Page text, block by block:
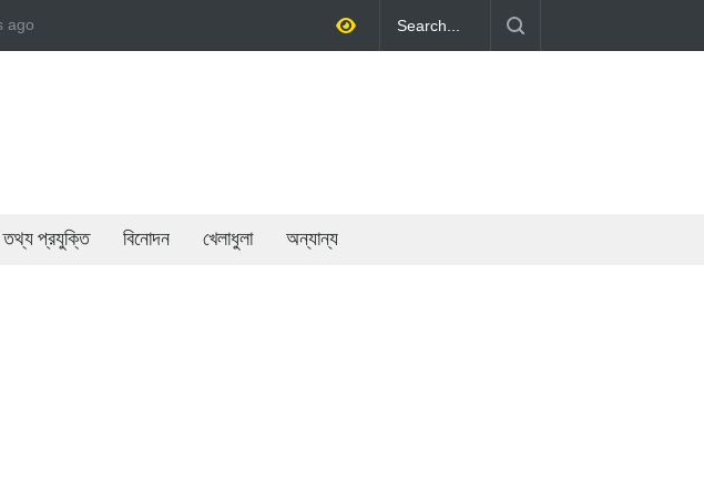
বেসরকারি খাতের গতিশীলতায় অর্থনীতি গড়ে তোলাই সরকারের মূল লক্ষ্য: প্রধানমন্ত্রী
তথ্য প্রযুক্তি বিনোদন খেলাধুলা অন্যান্য